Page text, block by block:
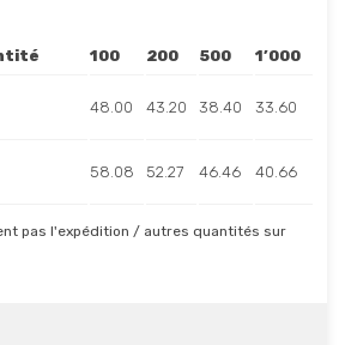
100 200 500 1’000
48.00 43.20 38.40 33.60
58.08 52.27 46.46 40.66
pas l'expédition / autres quantités sur